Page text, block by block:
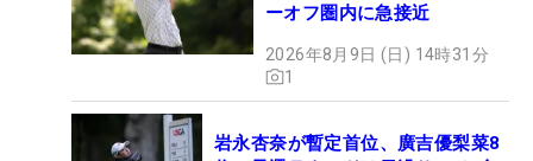
ーオフ圏内に急接近
2026年8月9日 (日) 14時31分
1
岩永杏奈が暫定首位、廣吉優梨菜8